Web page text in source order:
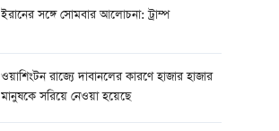
ইরানের সঙ্গে সোমবার আলোচনা: ট্রাম্প
ওয়াশিংটন রাজ্যে দাবানলের কারণে হাজার হাজার
মানুষকে সরিয়ে নেওয়া হয়েছে